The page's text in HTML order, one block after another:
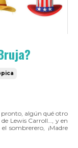
pronto, algún qué otro
, de Lewis Carroll…, y en
sombrerero, ¡Madre